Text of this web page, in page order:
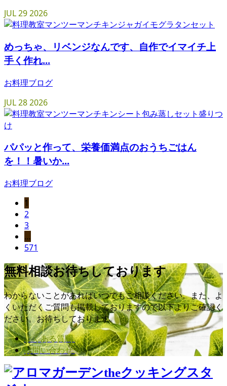
JUL292026
めっちゃ、リベンジなんです、自作でイマイチ上
手く作れ...
お料理ブログ
JUL282026
パパッと作って、栄養価満点のおうちごはん
を！！暑いか...
お料理ブログ
1
2
3
…
571
無料相談お待ちしております
わからないことがあればいつでもご相談ください。また、よ
くいただくご質問も掲載しておりますので以下よりご確認く
ださい。お待ちしております。
よくある質問
お問い合わせ